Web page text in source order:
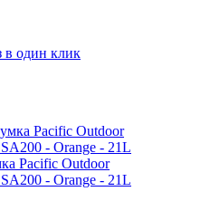
в один клик
Pacific Outdoor
- Orange - 21L